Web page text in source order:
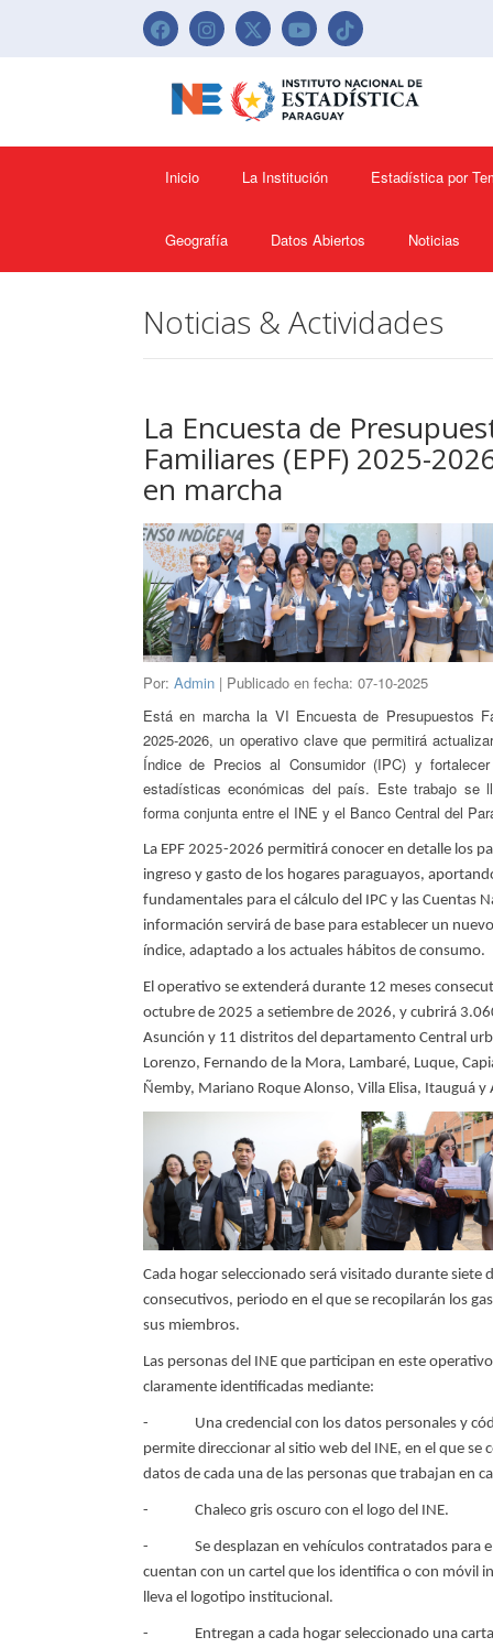
Inicio La Institución Estadística por
Geografía Datos Abiertos Noticias
Noticias & Actividades
La Encuesta de
Familiares (EPF) 2025-
en marcha
Por: Admin | Publicado en fecha: 07-10-2025
Está en marcha la VI Encuesta de Presupuestos
2025-2026, un operativo clave que permitirá
Índice de Precios al Consumidor (IPC) y
estadísticas económicas del país. Este trabajo se
forma conjunta entre el INE y el Banco Central del
La EPF 2025-2026 permitirá conocer en detalle los
ingreso y gasto de los hogares paraguayos,
fundamentales para el cálculo del IPC y las Cuentas
información servirá de base para establecer un
índice, adaptado a los actuales hábitos de consumo.
El operativo se extenderá durante 12 meses
octubre de 2025 a setiembre de 2026, y cubrirá
Asunción y 11 distritos del departamento Central
Lorenzo, Fernando de la Mora, Lambaré, Luque,
Ñemby, Mariano Roque Alonso, Villa Elisa, Itauguá y
Cada hogar seleccionado será visitado durante siete
consecutivos, periodo en el que se recopilarán los
sus miembros.
Las personas del INE que participan en este
claramente identificadas mediante:
- Una credencial con los datos personales y
permite direccionar al sitio web del INE, en el que se
datos de cada una de las personas que trabajan en
- Chaleco gris oscuro con el logo del INE.
- Se desplazan en vehículos contratados para
cuentan con un cartel que los identifica o con móvil
lleva el logotipo institucional.
- Entregan a cada hogar seleccionado una carta